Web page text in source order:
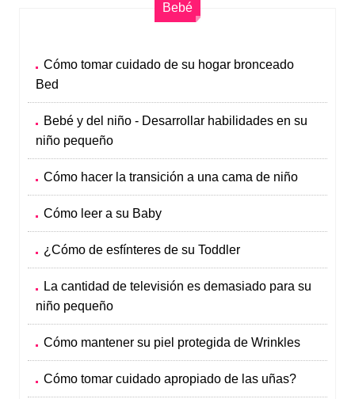
Bebé
Cómo tomar cuidado de su hogar bronceado
Bed
Bebé y del niño - Desarrollar habilidades en su
niño pequeño
Cómo hacer la transición a una cama de niño
Cómo leer a su Baby
¿Cómo de esfínteres de su Toddler
La cantidad de televisión es demasiado para su
niño pequeño
Cómo mantener su piel protegida de Wrinkles
Cómo tomar cuidado apropiado de las uñas?